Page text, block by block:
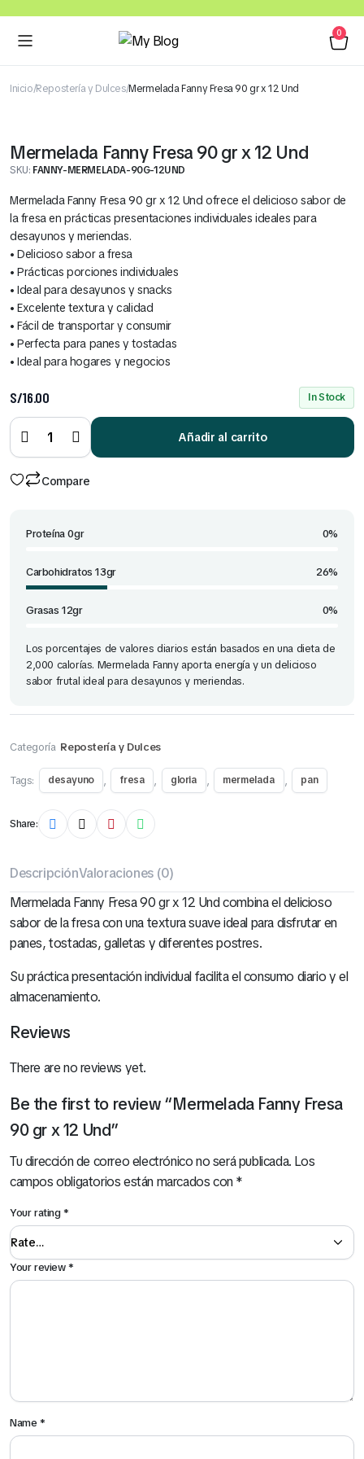
0
Inicio Repostería y Dulces Mermelada Fanny Fresa 90 gr x 12 Und
Mermelada Fanny Fresa 90 gr x 12 Und
SKU: FANNY-MERMELADA-90G-12UND
Mermelada Fanny Fresa 90 gr x 12 Und ofrece el delicioso sabor de
la fresa en prácticas presentaciones individuales ideales para
desayunos y meriendas.
• Delicioso sabor a fresa
• Prácticas porciones individuales
• Ideal para desayunos y snacks
• Excelente textura y calidad
• Fácil de transportar y consumir
• Perfecta para panes y tostadas
• Ideal para hogares y negocios
S/16.00 In Stock
Fanny
Fresa 90
gr x 12
Und
Añadir al carrito
Compare
Proteína 0gr 0%
Carbohidratos 13gr 26%
Grasas 12gr 0%
Los porcentajes de valores diarios están basados en una dieta de
2,000 calorías. Mermelada Fanny aporta energía y un delicioso
sabor frutal ideal para desayunos y meriendas.
Categoría Repostería y Dulces
Tags: desayuno , fresa , gloria , mermelada , pan
Share:
DescripciónValoraciones (0)
Mermelada Fanny Fresa 90 gr x 12 Und combina el delicioso
sabor de la fresa con una textura suave ideal para disfrutar en
panes, tostadas, galletas y diferentes postres.
Su práctica presentación individual facilita el consumo diario y el
almacenamiento.
Reviews
There are no reviews yet.
Be the first to review “Mermelada Fanny Fresa
90 gr x 12 Und”
Tu dirección de correo electrónico no será publicada. Los
campos obligatorios están marcados con*
Your rating*
Your review*
Name*